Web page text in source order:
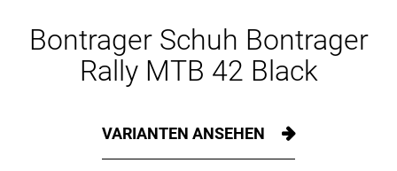
Bontrager Schuh Bontrager
Rally MTB 42 Black
VARIANTEN ANSEHEN